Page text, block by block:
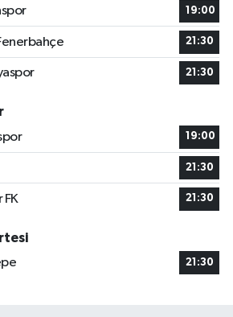
19:00
21:30
21:30
19:00
21:30
FK 21:30
21:30